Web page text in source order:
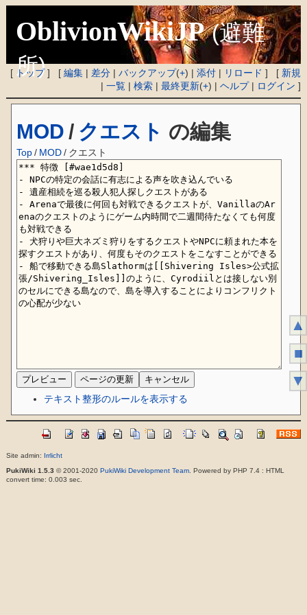
OblivionWikiJP (避難
所)
[ トップ] [編集 | 差分 |バックアップ(+) |添付 | リロード ] [ 新規
|一覧 |検索 |最終更新(+) |ヘルプ| ログイン ]
MOD / クエスト の編集
Top / MOD/ クエスト
テキスト整形のルールを表示する
Site admin: Irrlicht
PukiWiki 1.5.3 © 2001-2020 PukiWiki Development Team. Powered by PHP 7.4 : HTML
convert time: 0.003 sec.
▲
■
▼